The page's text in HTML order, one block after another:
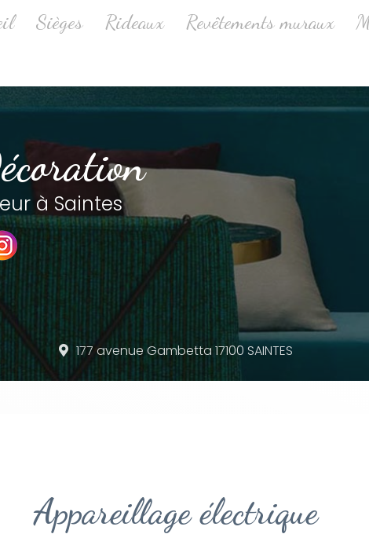
Sièges Rideaux Revêtements muraux
à Saintes
177 avenue Gambetta 17100 SAINTES
Appareillage électrique